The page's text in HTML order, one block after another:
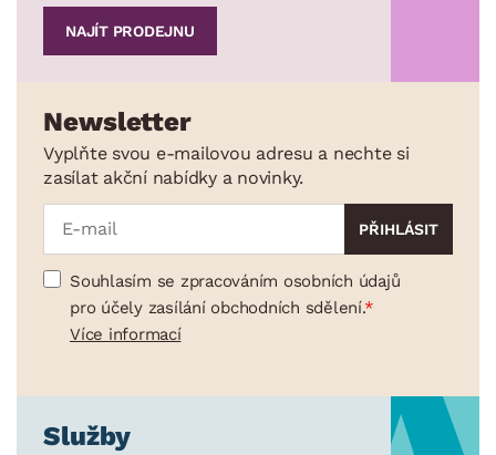
NAJÍT PRODEJNU
Newsletter
Vyplňte svou e-mailovou adresu a nechte si
zasílat akční nabídky a novinky.
Souhlasím se zpracováním osobních údajů
pro účely zasílání obchodních sdělení.
Více informací
Služby